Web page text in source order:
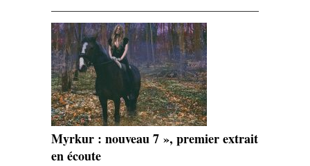
Myrkur : nouveau 7 », premier extrait
en écoute